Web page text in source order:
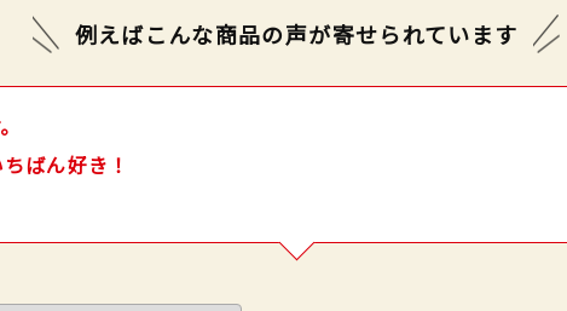
例えばこんな商品の声が寄せられています
ばん好き！